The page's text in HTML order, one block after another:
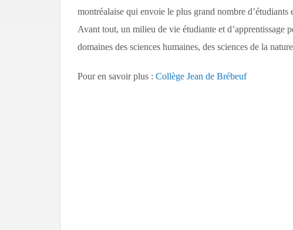
montréalaise qui envoie le plus grand nombre
Avant tout, un milieu de vie étudiante et d’apprentissage
domaines des sciences humaines, des sciences de la
Pour en savoir plus : Collège Jean de Brébeuf